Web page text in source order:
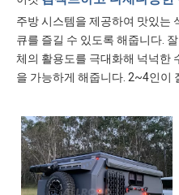
주방 시스템을 제공하여 맛있는
큐를 즐길 수 있도록 해줍니다.
체의 활용도를 극대화해 넉넉한
을 가능하게 해줍니다. 2~4인이
본인, 가족, 친구 모두의 편안하
양광 패널과 대용량 물탱크를
한 여행이 가능한 트레일러입니다.